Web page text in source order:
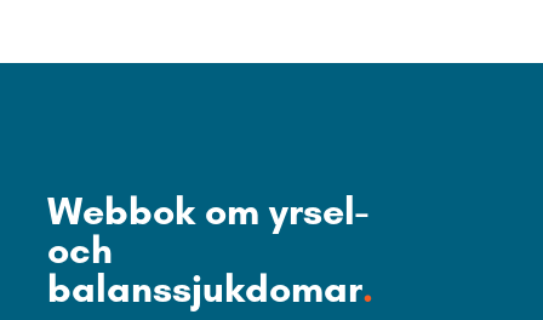
Webbok om yrsel-
och
balanssjukdomar.